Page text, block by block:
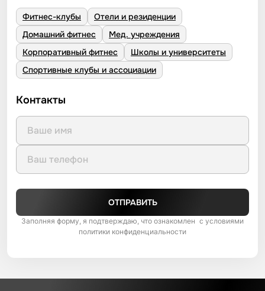
Фитнес-клубы
Отели и резиденции
Домашний фитнес
Мед. учреждения
Корпоративный фитнес
Школы и университеты
Спортивные клубы и ассоциации
Контакты
ОТПРАВИТЬ
Заполняя форму, я подтверждаю, что ознакомлен с условиями
политики конфиденциальности